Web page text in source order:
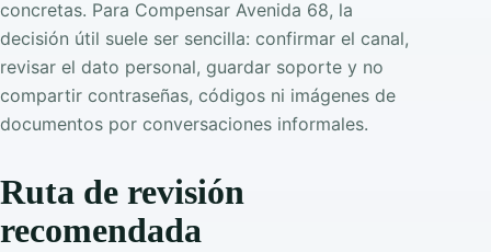
concretas. Para Compensar Avenida 68, la
decisión útil suele ser sencilla: confirmar el canal,
revisar el dato personal, guardar soporte y no
compartir contraseñas, códigos ni imágenes de
documentos por conversaciones informales.
Ruta de revisión
recomendada